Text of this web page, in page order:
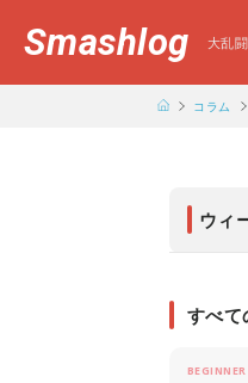
Smashlog 大乱
コラム
ウィ
すべて
BEGINNER